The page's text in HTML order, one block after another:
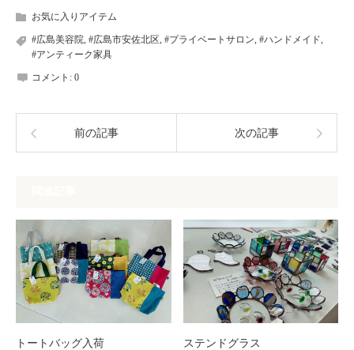
お気に入りアイテム
#広島美容院 #広島市安佐北区 #プライベートサロン #ハンドメイド
#アンティーク家具
コメント: 0
前の記事 次の記事
トートバッグ入荷 ステンドグラス